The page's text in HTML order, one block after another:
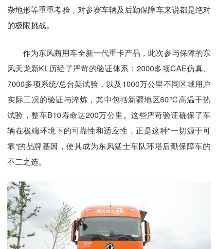
杂地形等重重考验，对参赛车辆及后勤保障车来说都是绝对
的极限挑战。
作为东风商用车全新一代重卡产品，此次参与保障的东
风天龙新KL历经了严苛的验证体系：2000多项CAE仿真、
7000多项系统/总台架试验，以及1000万公里不同区域用户
实际工况的验证与淬炼，其中包括新疆地区60℃高温干热
试验，整车B10寿命达200万公里。这些严苛验证确保了车
辆在极端环境下的可靠性和适应性，正是这种“一切源于可
靠”的品牌基因，使其成为东风猛士车队环塔后勤保障车的
不二之选。